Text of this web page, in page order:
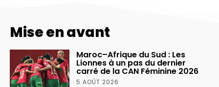
Mise en avant
Maroc–Afrique du Sud : Les
Lionnes à un pas du dernier
carré de la CAN Féminine 2026
5 AOÛT 2026